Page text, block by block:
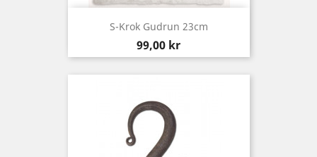
S-Krok Gudrun 23cm
Pris
99,00 kr